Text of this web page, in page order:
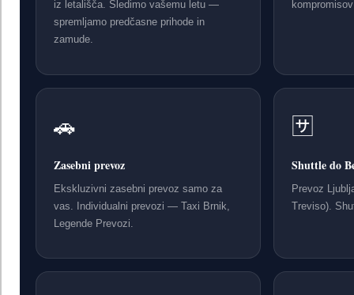
iz letališča. Sledimo vašemu letu —
spremljamo predčasne prihode in
zamude.
🚗
Zasebni prevoz
Ekskluzivni zasebni prevoz samo za
vas. Individualni prevozi — Taxi Brnik,
Legende Prevozi.
🈂
Shuttle do
Prevoz
Treviso).